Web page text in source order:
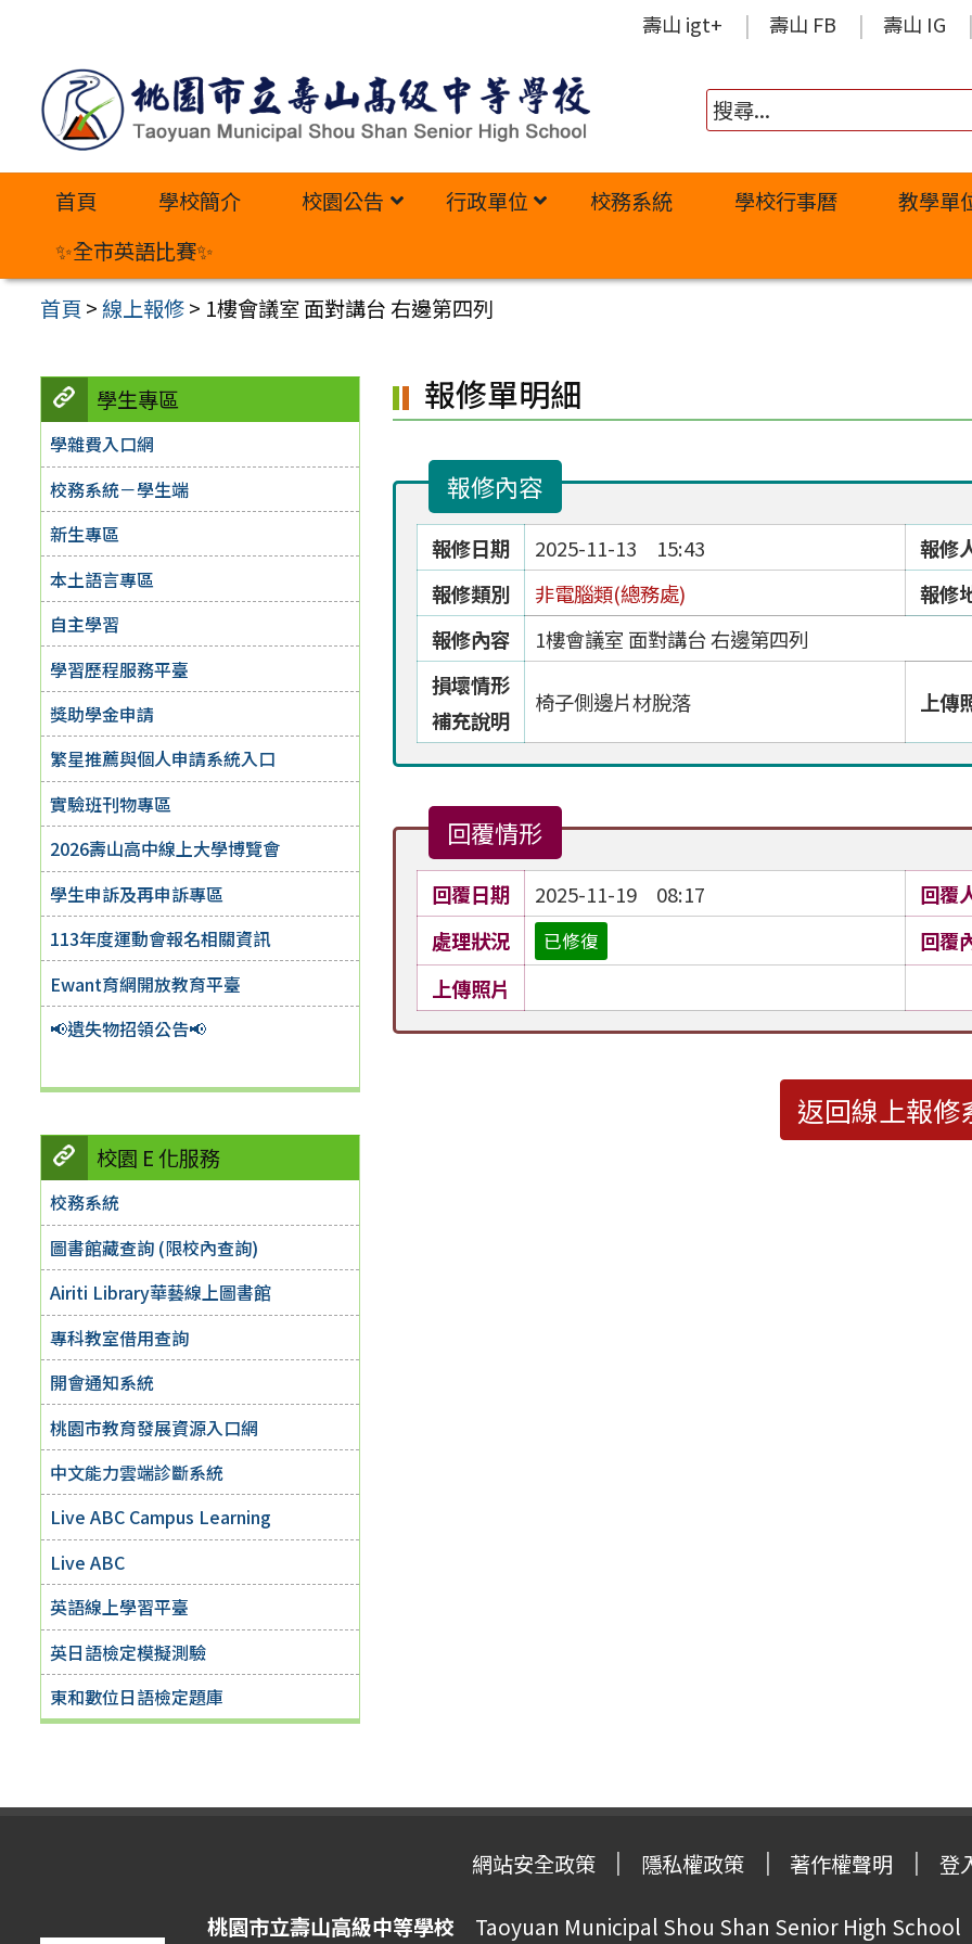
內
壽山 igt+ 壽山 FB 壽山 IG
首頁 學校簡介 校園公告 行政單位 校務系統 學校行事曆
教學單
✨全市英語比賽✨
首頁 >線上報修> 1樓會議室 面對講台 右邊第四列
學生專區
學雜費入口網
校務系統－學生端
新生專區
本土語言專區
自主學習
學習歷程服務平臺
獎助學金申請
繁星推薦與個人申請系統入口
實驗班刊物專區
2026壽山高中線上大學博覽會
學生申訴及再申訴專區
113年度運動會報名相關資訊
Ewant育網開放教育平臺
📢遺失物招領公告📢
校園 E 化服務
校務系統
圖書館藏查詢 (限校內查詢)
Airiti Library華藝線上圖書館
專科教室借用查詢
開會通知系統
桃園市教育發展資源入口網
中文能力雲端診斷系統
Live ABC Campus Learning
Live ABC
英語線上學習平臺
英日語檢定模擬測驗
東和數位日語檢定題庫
報修單明細
報修內容
報修日期 2025-11-13 15:43
報修
報修類別
非電腦類(總務處)
報修
報修內容
1樓會議室 面對講台 右邊第四列
損壞情形
補充說明
椅子側邊片材脫落 上傳
回覆情形
回覆日期 2025-11-19 08:17
回覆
處理狀況
已修復
回覆
上傳照片
返回線上報修
網站安全政策 隱私權政策 著作權聲明 登
桃園市立壽山高級中等學校 Taoyuan Municipal Shou Shan Senior High School